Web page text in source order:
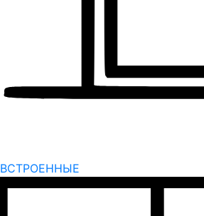
ВСТРОЕННЫЕ